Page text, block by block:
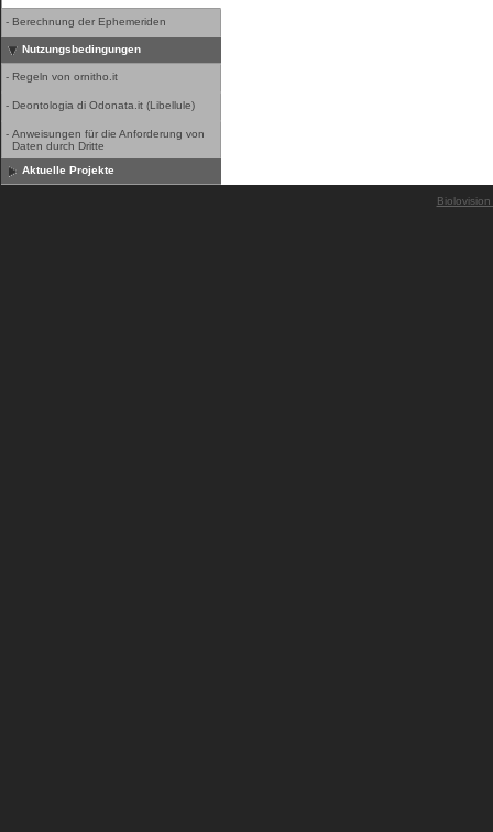
- Berechnung der Ephemeriden
Nutzungsbedingungen
- Regeln von ornitho.it
- Deontologia di Odonata.it (Libellule)
- Anweisungen für die Anforderung von
Daten durch Dritte
Aktuelle Projekte
Biolovision